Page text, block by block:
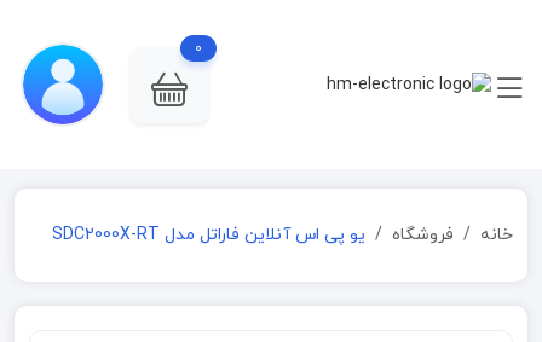
0
خانه فروشگاه یو پی اس آنلاین فاراتل مدل SDC2000X-RT